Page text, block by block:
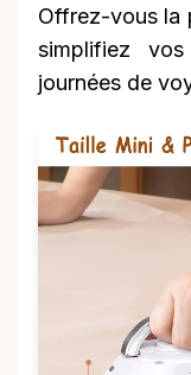
Offrez-vous la
simplifiez
journées de